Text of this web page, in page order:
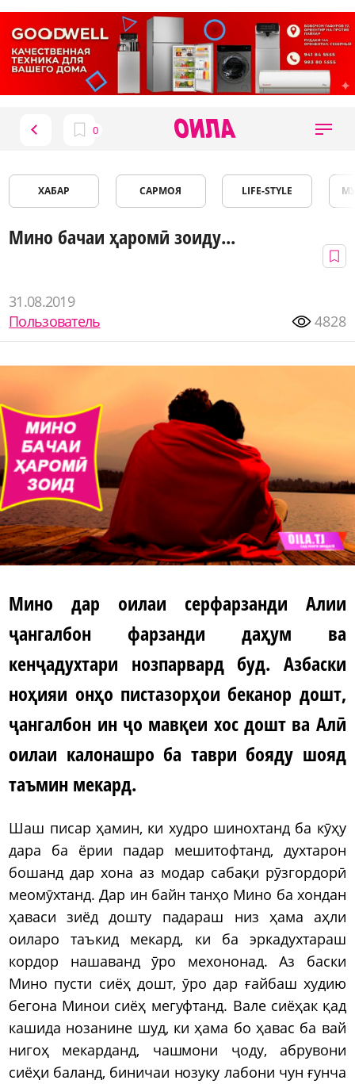
ХАБАР САРМОЯ LIFE-STYLE
Мино бачаи ҳаромӣ зоиду...
31.08.2019
Пользователь
4828
Мино дар оилаи серфарзанди Алии
ҷангалбон фарзанди даҳум ва
кенҷадухтари нозпарвард буд. Азбаски
ноҳияи онҳо пистазорҳои беканор дошт,
ҷангалбон ин ҷо мавқеи хос дошт ва Алӣ
оилаи калонашро ба таври бояду шояд
таъмин мекард.
Шаш писар ҳамин, ки худро шинохтанд ба кӯҳу
дара ба ёрии падар мешитофтанд, духтарон
бошанд дар хона аз модар сабақи рӯзгордорӣ
меомӯхтанд. Дар ин байн танҳо Мино ба хондан
ҳаваси зиёд дошту падараш низ ҳама аҳли
оиларо таъкид мекард, ки ба эркадухтараш
кордор нашаванд ӯро мехононад. Аз баски
Мино пусти сиёҳ дошт, ӯро дар ғайбаш худию
бегона Минои сиёҳ мегуфтанд. Вале сиёҳак қад
кашида нозанине шуд, ки ҳама бо ҳавас ба вай
нигоҳ мекарданд, чашмони ҷоду, абрувони
сиёҳи баланд, биничаи нозуку лабони чун ғунча